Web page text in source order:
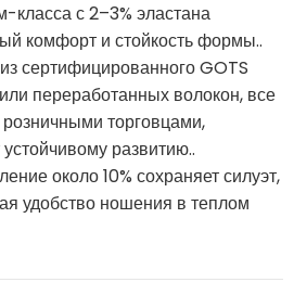
с 2–3% эластана
комфорт и стойкость формы..
сертифицированного GOTS
переработанных волокон, все
торговцами,
развитию..
около 10% сохраняет силуэт,
удобство ношения в теплом